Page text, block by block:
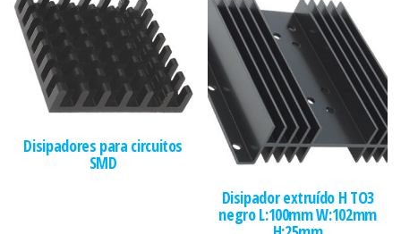
Disipadores para circuitos
SMD
Disipador extruído H TO3
negro L:100mm W:102mm